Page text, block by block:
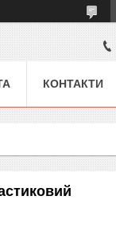
КОНТАКТИ